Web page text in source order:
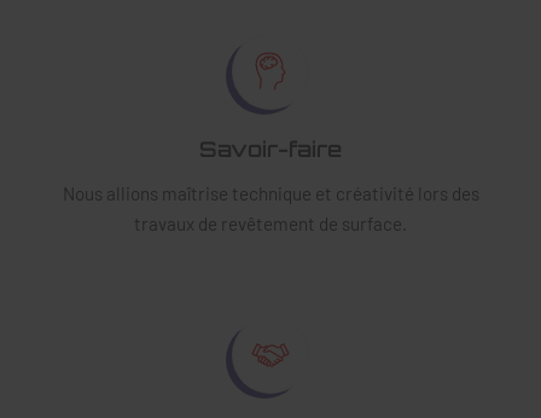
Savoir-faire
Nous allions maîtrise technique et créativité lors des
travaux de revêtement de surface.